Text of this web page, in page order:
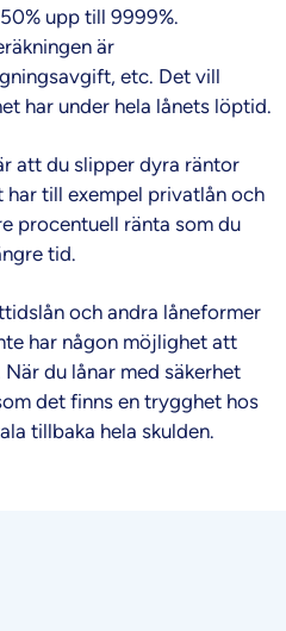
upp till 9999%.
är
etc. Det vill
har under hela lånets löptid.
att du slipper dyra räntor
har till exempel privatlån och
procentuell ränta som du
tid.
och andra låneformer
har någon möjlighet att
du lånar med säkerhet
det finns en trygghet hos
tillbaka hela skulden.